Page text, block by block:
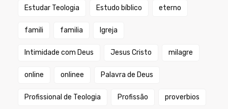
Estudar Teologia Estudo bíblico eterno
famili familia Igreja
Intimidade com Deus Jesus Cristo milagre
online onlinee Palavra de Deus
Profissional de Teologia Profissão proverbios